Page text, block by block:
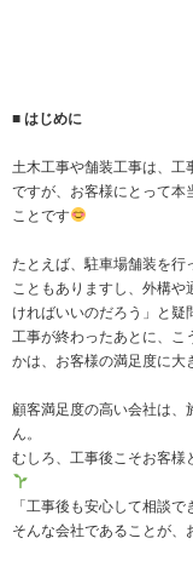
■ はじめに
土木工事や舗装工事は、工
ですが、お客様にとって本
ことです
たとえば、駐車場舗装を行
こともありますし、外構や
ければいいのだろう」と疑
工事が終わったあとに、こ
かは、お客様の満足度に大
顧客満足度の高い会社は、
ん。
むしろ、工事後こそお客様
「工事後も安心して相談
そんな会社であることが、